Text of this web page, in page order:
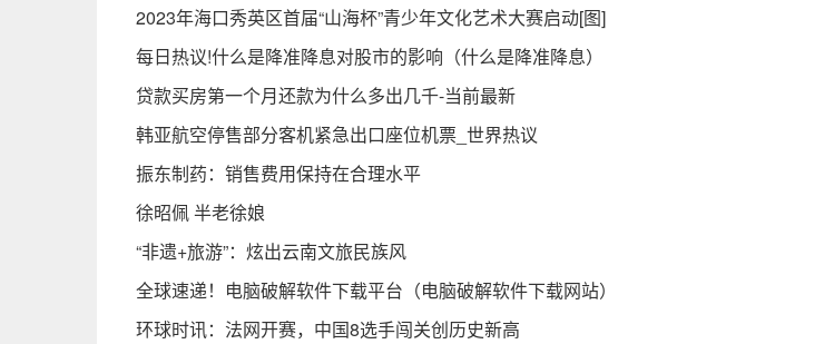
2023年海口秀英区首届“山海杯”青少年文化艺术大赛启动[图]
每日热议!什么是降准降息对股市的影响（什么是降准降息）
贷款买房第一个月还款为什么多出几千-当前最新
韩亚航空停售部分客机紧急出口座位机票_世界热议
振东制药：销售费用保持在合理水平
徐昭佩 半老徐娘
“非遗+旅游”：炫出云南文旅民族风
全球速递！电脑破解软件下载平台（电脑破解软件下载网站）
环球时讯：法网开赛，中国8选手闯关创历史新高